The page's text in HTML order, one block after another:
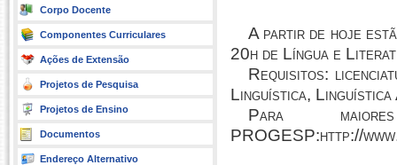
Corpo Docente
Componentes Curriculares
Ações de Extensão
Projetos de Pesquisa
Projetos de Ensino
Documentos
Endereço Alternativo
A partir de hoje
20h de Língua e
Requisitos:
Linguística,
Para
PROGESP:http://